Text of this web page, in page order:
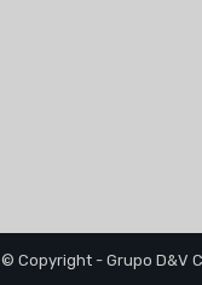
© Copyright - Grupo D&V